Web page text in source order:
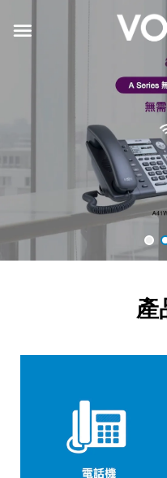
如何輕鬆挑
暸
VoIP 技
暸
產